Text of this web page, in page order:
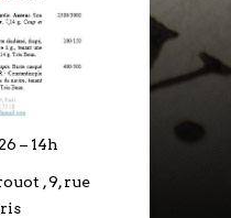
– 14h
, 9, rue